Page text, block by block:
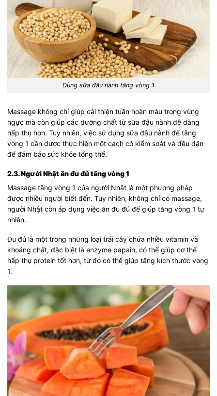
Dùng sữa đậu nành tăng vòng 1
Massage không chỉ giúp cải thiện tuần hoàn máu trong vùng
ngực mà còn giúp các dưỡng chất từ sữa đậu nành dễ dàng
hấp thụ hơn. Tuy nhiên, việc sử dụng sữa đậu nành để tăng
vòng 1 cần được thực hiện một cách có kiểm soát và đều đặn
để đảm bảo sức khỏe tổng thể.
2.3. Người Nhật ăn đu đủ tăng vòng 1
Massage tăng vòng 1 của người Nhật là một phương pháp
được nhiều người biết đến. Tuy nhiên, không chỉ có massage,
người Nhật còn áp dụng việc ăn đu đủ để giúp tăng vòng 1 tự
nhiên.
Đu đủ là một trong những loại trái cây chứa nhiều vitamin và
khoáng chất, đặc biệt là enzyme papain, có thể giúp cơ thể
hấp thụ protein tốt hơn, từ đó có thể giúp tăng kích thước vòng
1.